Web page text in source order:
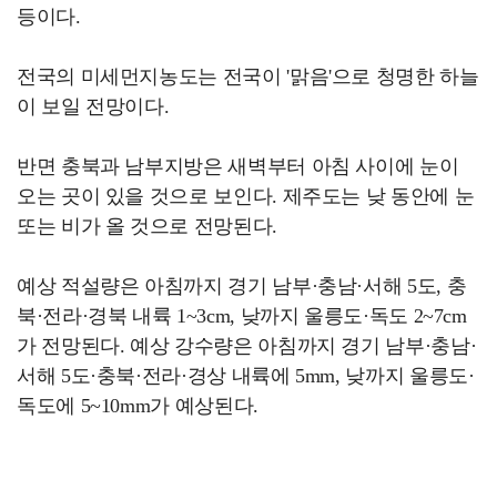
등이다.
전국의 미세먼지농도는 전국이 '맑음'으로 청명한 하늘
이 보일 전망이다.
반면 충북과 남부지방은 새벽부터 아침 사이에 눈이
오는 곳이 있을 것으로 보인다. 제주도는 낮 동안에 눈
또는 비가 올 것으로 전망된다.
예상 적설량은 아침까지 경기 남부·충남·서해 5도, 충
북·전라·경북 내륙 1~3cm, 낮까지 울릉도·독도 2~7cm
가 전망된다. 예상 강수량은 아침까지 경기 남부·충남·
서해 5도·충북·전라·경상 내륙에 5mm, 낮까지 울릉도·
독도에 5~10mm가 예상된다.